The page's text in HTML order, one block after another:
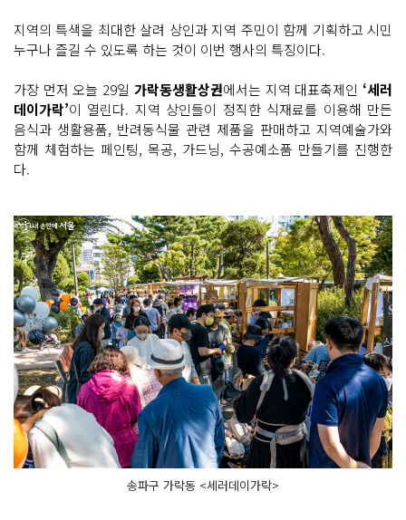
지역의 특색을 최대한 살려 상인과 지역 주민이 함께 기획하고 시민
누구나 즐길 수 있도록 하는 것이 이번 행사의 특징이다.
가장 먼저 오늘 29일 가락동생활상권에서는 지역 대표축제인 ‘세러
데이가락’이 열린다. 지역 상인들이 정직한 식재료를 이용해 만든
음식과 생활용품, 반려동식물 관련 제품을 판매하고 지역예술가와
함께 체험하는 페인팅, 목공, 가드닝, 수공예소품 만들기를 진행한
다.
송파구 가락동 <세러데이가락>